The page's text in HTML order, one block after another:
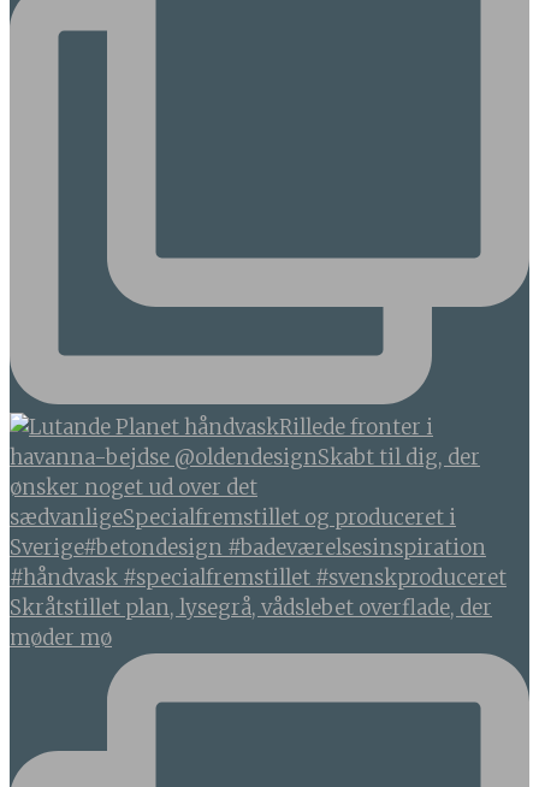
Skråtstillet plan, lysegrå, vådslebet overflade, der
møder mø